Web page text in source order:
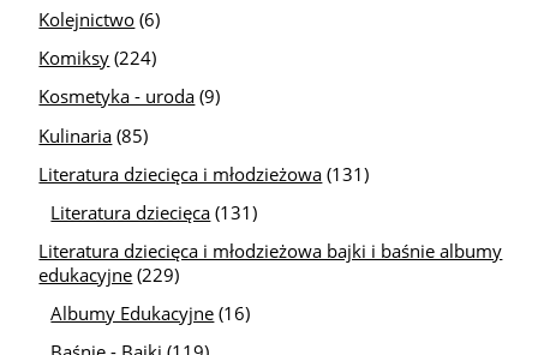
Kolejnictwo (6)
Komiksy (224)
Kosmetyka - uroda (9)
Kulinaria (85)
Literatura dziecięca i młodzieżowa (131)
Literatura dziecięca (131)
Literatura dziecięca i młodzieżowa bajki i baśnie albumy
edukacyjne (229)
Albumy Edukacyjne (16)